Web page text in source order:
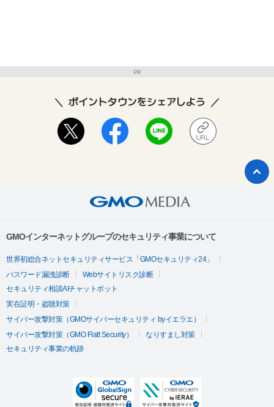
PR
ポイントタウンをシェアしよう
GMOインターネットグループのセキュリティ事業について
世界初総合ネットセキュリティサービス「GMOセキュリティ24」
パスワード漏洩診断
Webサイトリスク診断
セキュリティ相談AIチャットボット
実在証明・盗聴対策
サイバー攻撃対策（GMOサイバーセキュリティ byイエラエ）
サイバー攻撃対策（GMO Flatt Security）
なりすまし対策
セキュリティ事業の軌跡